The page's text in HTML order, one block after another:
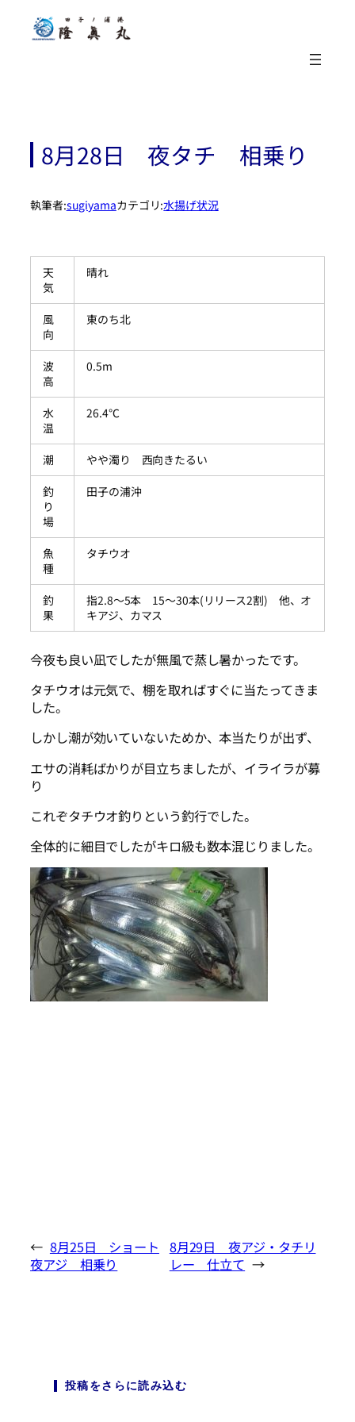
8月28日 夜タチ 相乗り
執筆者:sugiyamaカテゴリ:水揚げ状況
天
気
晴れ
風
向
東のち北
波
高
0.5m
水
温
26.4℃
潮
やや濁り 西向きたるい
釣
り
場
田子の浦沖
魚
種
タチウオ
釣
果
指2.8～5本 15～30本(リリース2割) 他、オ
キアジ、カマス
今夜も良い凪でしたが無風で蒸し暑かったです。
タチウオは元気で、棚を取ればすぐに当たってきま
した。
しかし潮が効いていないためか、本当たりが出ず、
エサの消耗ばかりが目立ちましたが、イライラが募
り
これぞタチウオ釣りという釣行でした。
全体的に細目でしたがキロ級も数本混じりました。
← 8月25日 ショート
夜アジ 相乗り
8月29日 夜アジ・タチリ
レー 仕立て →
投稿をさらに読み込む